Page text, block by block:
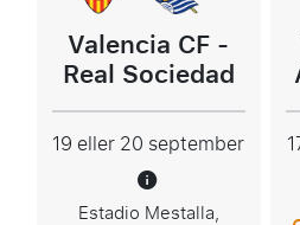
Valencia CF -
Real Sociedad
19 eller 20 september
Estadio Mestalla,